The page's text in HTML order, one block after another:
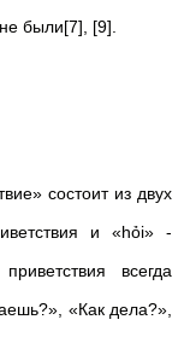
были[7], [9].
состоит из двух
и «hỏi» -
всегда
«Как дела?»,